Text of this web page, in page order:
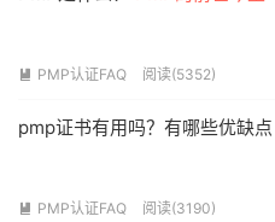
 PMP认证FAQ 阅读(5352)
pmp证书有用吗？有哪些优缺点
 PMP认证FAQ 阅读(3190)